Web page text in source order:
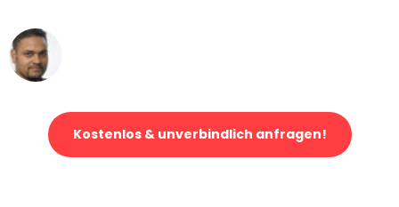
Kostenlos & unverbindlich anfragen!